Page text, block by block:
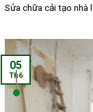
Sửa chữa cải tạo nhà
05
Th6